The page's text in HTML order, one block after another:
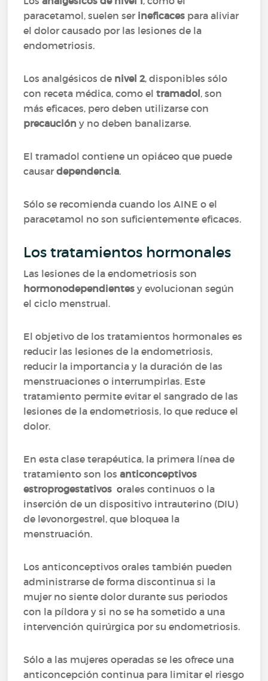
paracetamol, suelen ser ineficaces para aliviar
el dolor causado por las lesiones de la
endometriosis.
Los analgésicos de nivel 2, disponibles sólo
con receta médica, como eltramadol, son
más eficaces, pero deben utilizarse con
precaución y no deben banalizarse.
El tramadol contiene un opiáceo que puede
causardependencia.
Sólo se recomienda cuando los AINE o el
paracetamol no son suficientemente eficaces.
Los tratamientos hormonales
Las lesiones de la endometriosis son
hormonodependientes y evolucionan según
el ciclo menstrual.
El objetivo de los tratamientos hormonales es
reducir las lesiones de la endometriosis,
reducir la importancia y la duración de las
menstruaciones o interrumpirlas. Este
tratamiento permite evitar el sangrado de las
lesiones de la endometriosis, lo que reduce el
dolor.
En esta clase terapéutica, la primera línea de
tratamiento son losanticonceptivos
estroprogestativos orales continuos o la
inserción de un dispositivo intrauterino (DIU)
de levonorgestrel, que bloquea la
menstruación.
Los anticonceptivos orales también pueden
administrarse de forma discontinua si la
mujer no siente dolor durante sus periodos
con la píldora y si no se ha sometido a una
intervención quirúrgica por su endometriosis.
Sólo a las mujeres operadas se les ofrece una
anticoncepción continua para limitar el riesgo